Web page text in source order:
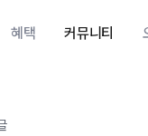
혜택 커뮤니티